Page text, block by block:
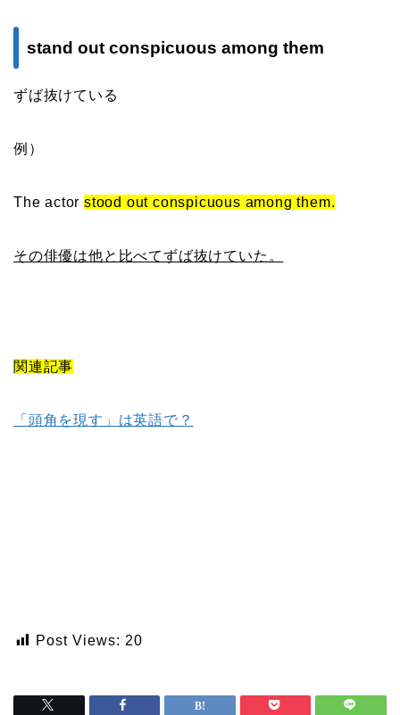
stand out conspicuous among them
ずば抜けている
例）
The actorstood out conspicuous among them.
その俳優は他と比べてずば抜けていた。
関連記事
「頭角を現す」は英語で？
Post Views: 20